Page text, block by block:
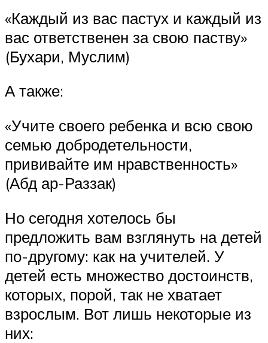
«Каждый из вас пастух и каждый из
вас ответственен за свою паству»
(Бухари, Муслим)
А также:
«Учите своего ребенка и всю свою
семью добродетельности,
прививайте им нравственность»
(Абд ар-Раззак)
Но сегодня хотелось бы
предложить вам взглянуть на детей
по-другому: как на учителей. У
детей есть множество достоинств,
которых, порой, так не хватает
взрослым. Вот лишь некоторые из
них: